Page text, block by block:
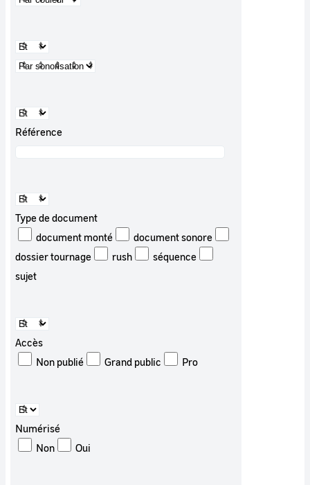
Référence
Type de document
document monté
document sonore
dossier tournage
rush
séquence
sujet
Accès
Non publié
Grand public Pro
Numérisé
Non
Oui